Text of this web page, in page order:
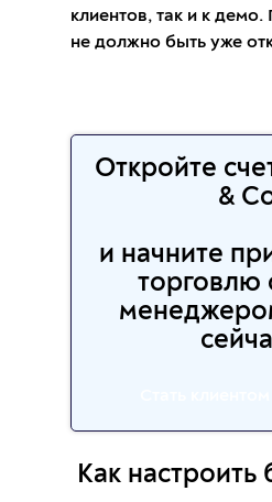
клиентов, так и к
не должно быть уже
Откройте
&
и начните
торговлю
Как настроить